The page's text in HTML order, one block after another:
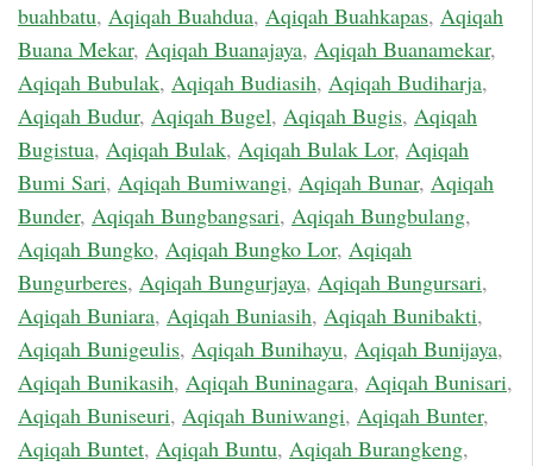
buahbatu, Aqiqah Buahdua, Aqiqah Buahkapas, Aqiqah
Buana Mekar, Aqiqah Buanajaya, Aqiqah Buanamekar,
Aqiqah Bubulak, Aqiqah Budiasih, Aqiqah Budiharja,
Aqiqah Budur, Aqiqah Bugel, Aqiqah Bugis, Aqiqah
Bugistua, Aqiqah Bulak, Aqiqah Bulak Lor, Aqiqah
Bumi Sari, Aqiqah Bumiwangi, Aqiqah Bunar, Aqiqah
Bunder, Aqiqah Bungbangsari, Aqiqah Bungbulang,
Aqiqah Bungko, Aqiqah Bungko Lor, Aqiqah
Bungurberes, Aqiqah Bungurjaya, Aqiqah Bungursari,
Aqiqah Buniara, Aqiqah Buniasih, Aqiqah Bunibakti,
Aqiqah Bunigeulis, Aqiqah Bunihayu, Aqiqah Bunijaya,
Aqiqah Bunikasih, Aqiqah Buninagara, Aqiqah Bunisari,
Aqiqah Buniseuri, Aqiqah Buniwangi, Aqiqah Bunter,
Aqiqah Buntet, Aqiqah Buntu, Aqiqah Burangkeng,